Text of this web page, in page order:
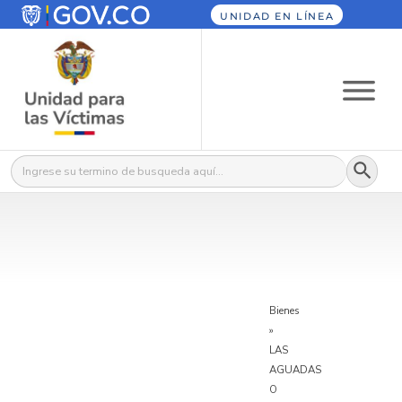
UNIDAD EN LÍNEA
Buscar: Botón
Bienes
»
LAS
AGUADAS
O